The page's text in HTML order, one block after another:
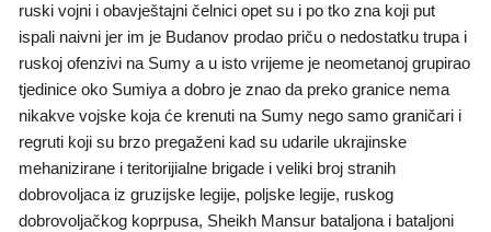
ruski vojni i obavještajni čelnici opet su i po tko zna koji put
ispali naivni jer im je Budanov prodao priču o nedostatku trupa i
ruskoj ofenzivi na Sumy a u isto vrijeme je neometanoj grupirao
tjedinice oko Sumiya a dobro je znao da preko granice nema
nikakve vojske koja će krenuti na Sumy nego samo graničari i
regruti koji su brzo pregaženi kad su udarile ukrajinske
mehanizirane i teritorijialne brigade i veliki broj stranih
dobrovoljaca iz gruzijske legije, poljske legije, ruskog
dobrovoljačkog koprpusa, Sheikh Mansur bataljona i bataljoni